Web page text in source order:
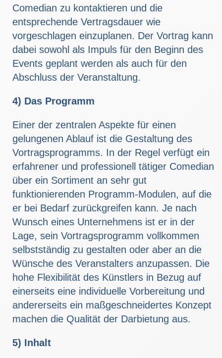
Comedian zu kontaktieren und die
entsprechende Vertragsdauer wie
vorgeschlagen einzuplanen. Der Vortrag kann
dabei sowohl als Impuls für den Beginn des
Events geplant werden als auch für den
Abschluss der Veranstaltung.
4) Das Programm
Einer der zentralen Aspekte für einen
gelungenen Ablauf ist die Gestaltung des
Vortragsprogramms. In der Regel verfügt ein
erfahrener und professionell tätiger Comedian
über ein Sortiment an sehr gut
funktionierenden Programm-Modulen, auf die
er bei Bedarf zurückgreifen kann. Je nach
Wunsch eines Unternehmens ist er in der
Lage, sein Vortragsprogramm vollkommen
selbstständig zu gestalten oder aber an die
Wünsche des Veranstalters anzupassen. Die
hohe Flexibilität des Künstlers in Bezug auf
einerseits eine individuelle Vorbereitung und
andererseits ein maßgeschneidertes Konzept
machen die Qualität der Darbietung aus.
5) Inhalt